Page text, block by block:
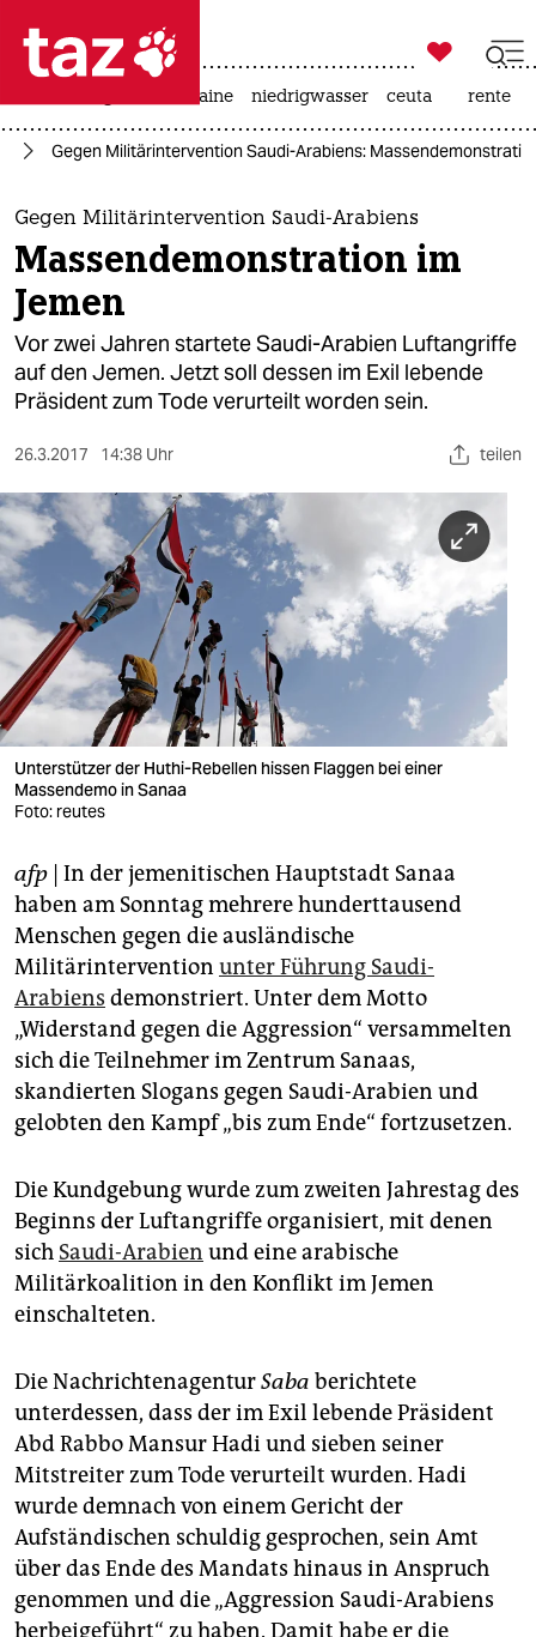
 taz zahl ich
taz zahl ich
themen
politik
öko
gesellschaft
sport
berlin
nord
wahrheit
verlag
verlag
veranstaltungen
fragen & hilfe
unterstützen
abo
genossenschaft
epaper login

taz zahl ich
krieg in der ukraine niedrigwasser ceuta rente
Gegen Militärintervention Saudi-Arabiens:
Gegen Militärintervention Saudi-Arabiens
Massendemonstration im
Jemen
Vor zwei Jahren startete Saudi-Arabien Luftangriffe
auf den Jemen. Jetzt soll dessen im Exil lebende
Präsident zum Tode verurteilt worden sein.
26.3.2017 14:38 Uhr teilen
Unterstützer der Huthi-Rebellen hissen Flaggen bei einer
Massendemo in Sanaa
Foto: reutes
afp | In der jemenitischen Hauptstadt Sanaa
haben am Sonntag mehrere hunderttausend
Menschen gegen die ausländische
Militärintervention unter Führung Saudi-
Arabiens demonstriert. Unter dem Motto
„Widerstand gegen die Aggression“ versammelten
sich die Teilnehmer im Zentrum Sanaas,
skandierten Slogans gegen Saudi-Arabien und
gelobten den Kampf „bis zum Ende“ fortzusetzen.
Die Kundgebung wurde zum zweiten Jahrestag des
Beginns der Luftangriffe organisiert, mit denen
sich Saudi-Arabien und eine arabische
Militärkoalition in den Konflikt im Jemen
einschalteten.
Die NachrichtenagenturSaba berichtete
unterdessen, dass der im Exil lebende Präsident
Abd Rabbo Mansur Hadi und sieben seiner
Mitstreiter zum Tode verurteilt wurden. Hadi
wurde demnach von einem Gericht der
Aufständischen schuldig gesprochen, sein Amt
über das Ende des Mandats hinaus in Anspruch
genommen und die „Aggression Saudi-Arabiens
herbeigeführt“ zu haben. Damit habe er die